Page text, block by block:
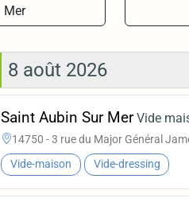
Mer
8 août 2026
Saint Aubin Sur Mer Vide
14750 - 3 rue du Major Général
Vide-maison Vide-dressing